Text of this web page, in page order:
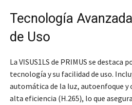
Tecnología
de Uso
La VISUS1LS de PRIMUS se destaca
tecnología y su facilidad de uso.
automática de la luz, autoenfoque y
alta eficiencia (H.265), lo que